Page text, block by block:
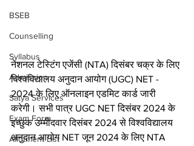
BSEB
Counselling
Syllabus
Admission
Satya Services
Exam Form
Allotment List
नेशनल टेस्टिंग एजेंसी (NTA) दिसंबर चक्र के लिए
विश्वविद्यालय अनुदान आयोग (UGC) NET -
2024 के लिए ऑनलाइन एडमिट कार्ड जारी
करेगी। सभी पात्र UGC NET दिसंबर 2024 के
इच्छुक उम्मीदवार दिसंबर 2024 से विश्वविद्यालय
अनुदान आयोग NET जून 2024 के लिए NTA